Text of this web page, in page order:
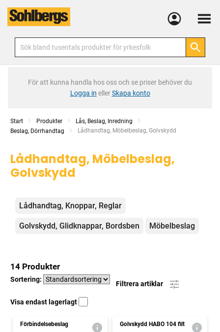
Meny
För att kunna handla hos oss och se priser behöver du
Logga in ellerSkapa konto
Start Produkter
Lås, Beslag, Inredning
Beslag, Dörrhandtag
Current:
Lådhandtag, Möbelbeslag, Golvskydd
Lådhandtag, Möbelbeslag,
Golvskydd
Kategorier
Lådhandtag, Knoppar, Reglar
Golvskydd, Glidknappar, Bordsben Möbelbeslag
14 Produkter
Sortering:
Filtrera artiklar
Visa endast lagerlagt
Förbindelsebeslag Golvskydd HABO 104 filt